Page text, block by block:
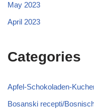
May 2023
April 2023
Categories
Apfel-Schokoladen-
Bosanski recepti/